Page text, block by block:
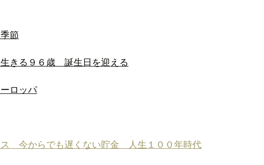
節
きる９６歳　誕生日を迎える
ロッパ
　今からでも遅くない貯金　人生１００年時代